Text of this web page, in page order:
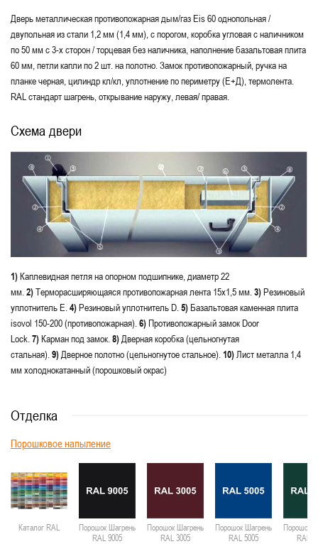
Дверь металлическая противопожарная дым/газ Eis 60 однопольная /
двупольная из стали 1,2 мм (1,4 мм), с порогом, коробка угловая с наличником
по 50 мм с 3-х сторон / торцевая без наличника, наполнение базальтовая плита
60 мм, петли капли по 2 шт. на полотно. Замок противопожарный, ручка на
планке черная, цилиндр кл/кл, уплотнение по периметру (Е+Д), термолента.
RAL стандарт шагрень, открывание наружу, левая/ правая.
Схема двери
1) Каплевидная петля на опорном подшипнике, диаметр 22
мм. 2)Терморасширяющаяся противопожарная лента 15х1,5 мм. 3)Резиновый
уплотнитель E. 4)Резиновый уплотнитель D. 5) Базальтовая каменная плита
isovol 150-200 (противопожарная). 6) Противопожарный замок Door
Lock. 7) Карман под замок. 8)Дверная коробка (цельногнутая
стальная). 9)Дверное полотно (цельногнутое стальное). 10) Лист металла 1,4
мм холоднокатанный (порошковый окрас)
Отделка
Порошковое напыление
Каталог RAL
Порошок Шагрень
RAL 9005
Порошок Шагрень
RAL 3005
Порошок Шагрень
RAL 5005
Порошок
RAL